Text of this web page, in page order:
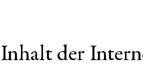
Inhalt der